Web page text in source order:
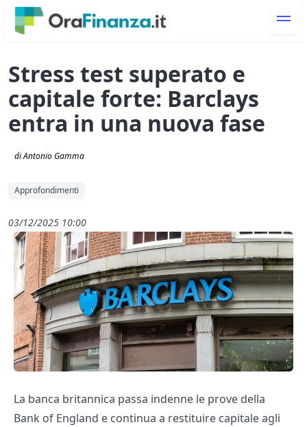
Stress test superato e
capitale forte: Barclays
entra in una nuova fase
di Antonio Gamma
Approfondimenti
03/12/2025 10:00
La banca britannica passa indenne le prove della
Bank of England e continua a restituire capitale agli